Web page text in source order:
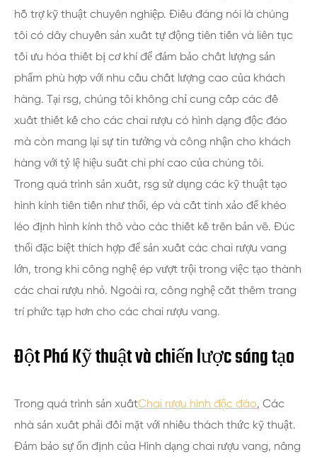
hỗ trợ kỹ thuật chuyên nghiệp. Điều đáng nói là chúng
tôi có dây chuyền sản xuất tự động tiên tiến và liên tục
tối ưu hóa thiết bị cơ khí để đảm bảo chất lượng sản
phẩm phù hợp với nhu cầu chất lượng cao của khách
hàng. Tại rsg, chúng tôi không chỉ cung cấp các đề
xuất thiết kế cho các chai rượu có hình dạng độc đáo
mà còn mang lại sự tin tưởng và công nhận cho khách
hàng với tỷ lệ hiệu suất chi phí cao của chúng tôi.
Trong quá trình sản xuất, rsg sử dụng các kỹ thuật tạo
hình kính tiên tiến như thổi, ép và cắt tinh xảo để khéo
léo định hình kính thô vào các thiết kế trên bản vẽ. Đúc
thổi đặc biệt thích hợp để sản xuất các chai rượu vang
lớn, trong khi công nghệ ép vượt trội trong việc tạo thành
các chai rượu nhỏ. Ngoài ra, công nghệ cắt thêm trang
trí phức tạp hơn cho các chai rượu vang.
Đột Phá Kỹ thuật và chiến lược sáng tạo
Trong quá trình sản xuấtChai rượu hình độc đáo, Các
nhà sản xuất phải đối mặt với nhiều thách thức kỹ thuật.
Đảm bảo sự ổn định của Hình dạng chai rượu vang, nâng